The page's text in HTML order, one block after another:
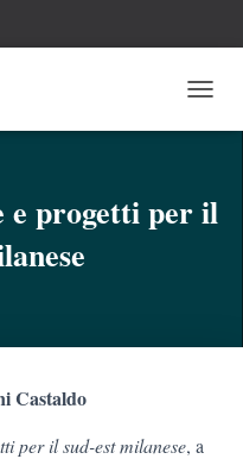
A
A
L
e progetti per il
Castaldo
per il sud-est milanese, a